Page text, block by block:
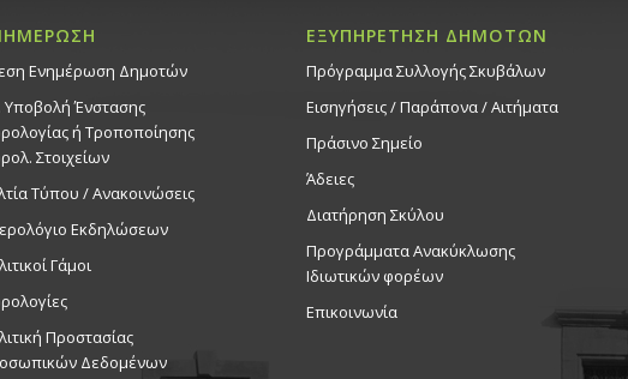
Ενημέρωση Δημοτών
Υποβολή Ένστασης
ή Τροποποίησης
Στοιχείων
Τύπου / Ανακοινώσεις
Εκδηλώσεων
Γάμοι
Προστασίας
Δεδομένων
ΕΞΥΠΗΡΕΤΗΣΗ ΔΗΜΟΤΩΝ
Πρόγραμμα Συλλογής Σκυβάλων
Εισηγήσεις / Παράπονα / Αιτήματα
Πράσινο Σημείο
Άδειες
Διατήρηση Σκύλου
Προγράμματα Ανακύκλωσης
Ιδιωτικών φορέων
Επικοινωνία